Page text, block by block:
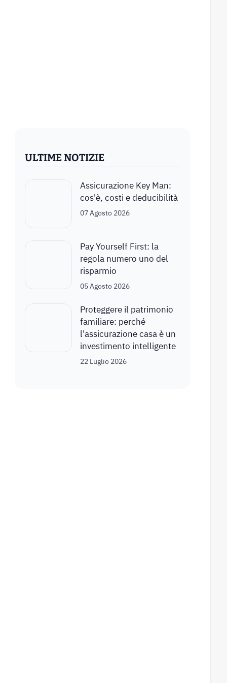
ULTIME NOTIZIE
Assicurazione Key Man:
cos'è, costi e deducibilità
07 Agosto 2026
Pay Yourself First: la
regola numero uno del
risparmio
05 Agosto 2026
Proteggere il patrimonio
familiare: perché
l'assicurazione casa è un
investimento intelligente
22 Luglio 2026